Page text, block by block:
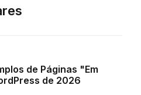
de Páginas "Em
de 2026